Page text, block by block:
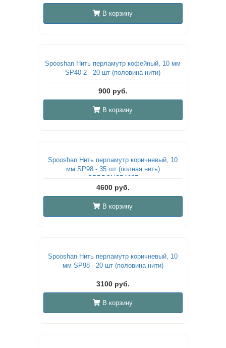
В корзину
Spooshan Нить перламутр кофейный, 10 мм
SP40-2 - 20 шт (половина нити)
SPBDSNC1020
900 руб.
В корзину
Spooshan Нить перламутр коричневый, 10
мм SP98 - 35 шт (полная нить)
SPBDSNCD1035
4600 руб.
В корзину
Spooshan Нить перламутр коричневый, 10
мм SP98 - 20 шт (половина нити)
SPBDSNCD1020
3100 руб.
В корзину